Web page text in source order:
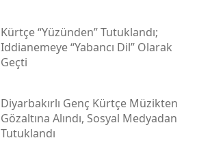
Kürtçe “yüzünden” Tutuklandı;
Iddianemeye “yabancı Dil” Olarak
Geçti
Diyarbakırlı Genç Kürtçe Müzikten
Gözaltına Alındı, Sosyal Medyadan
Tutuklandı